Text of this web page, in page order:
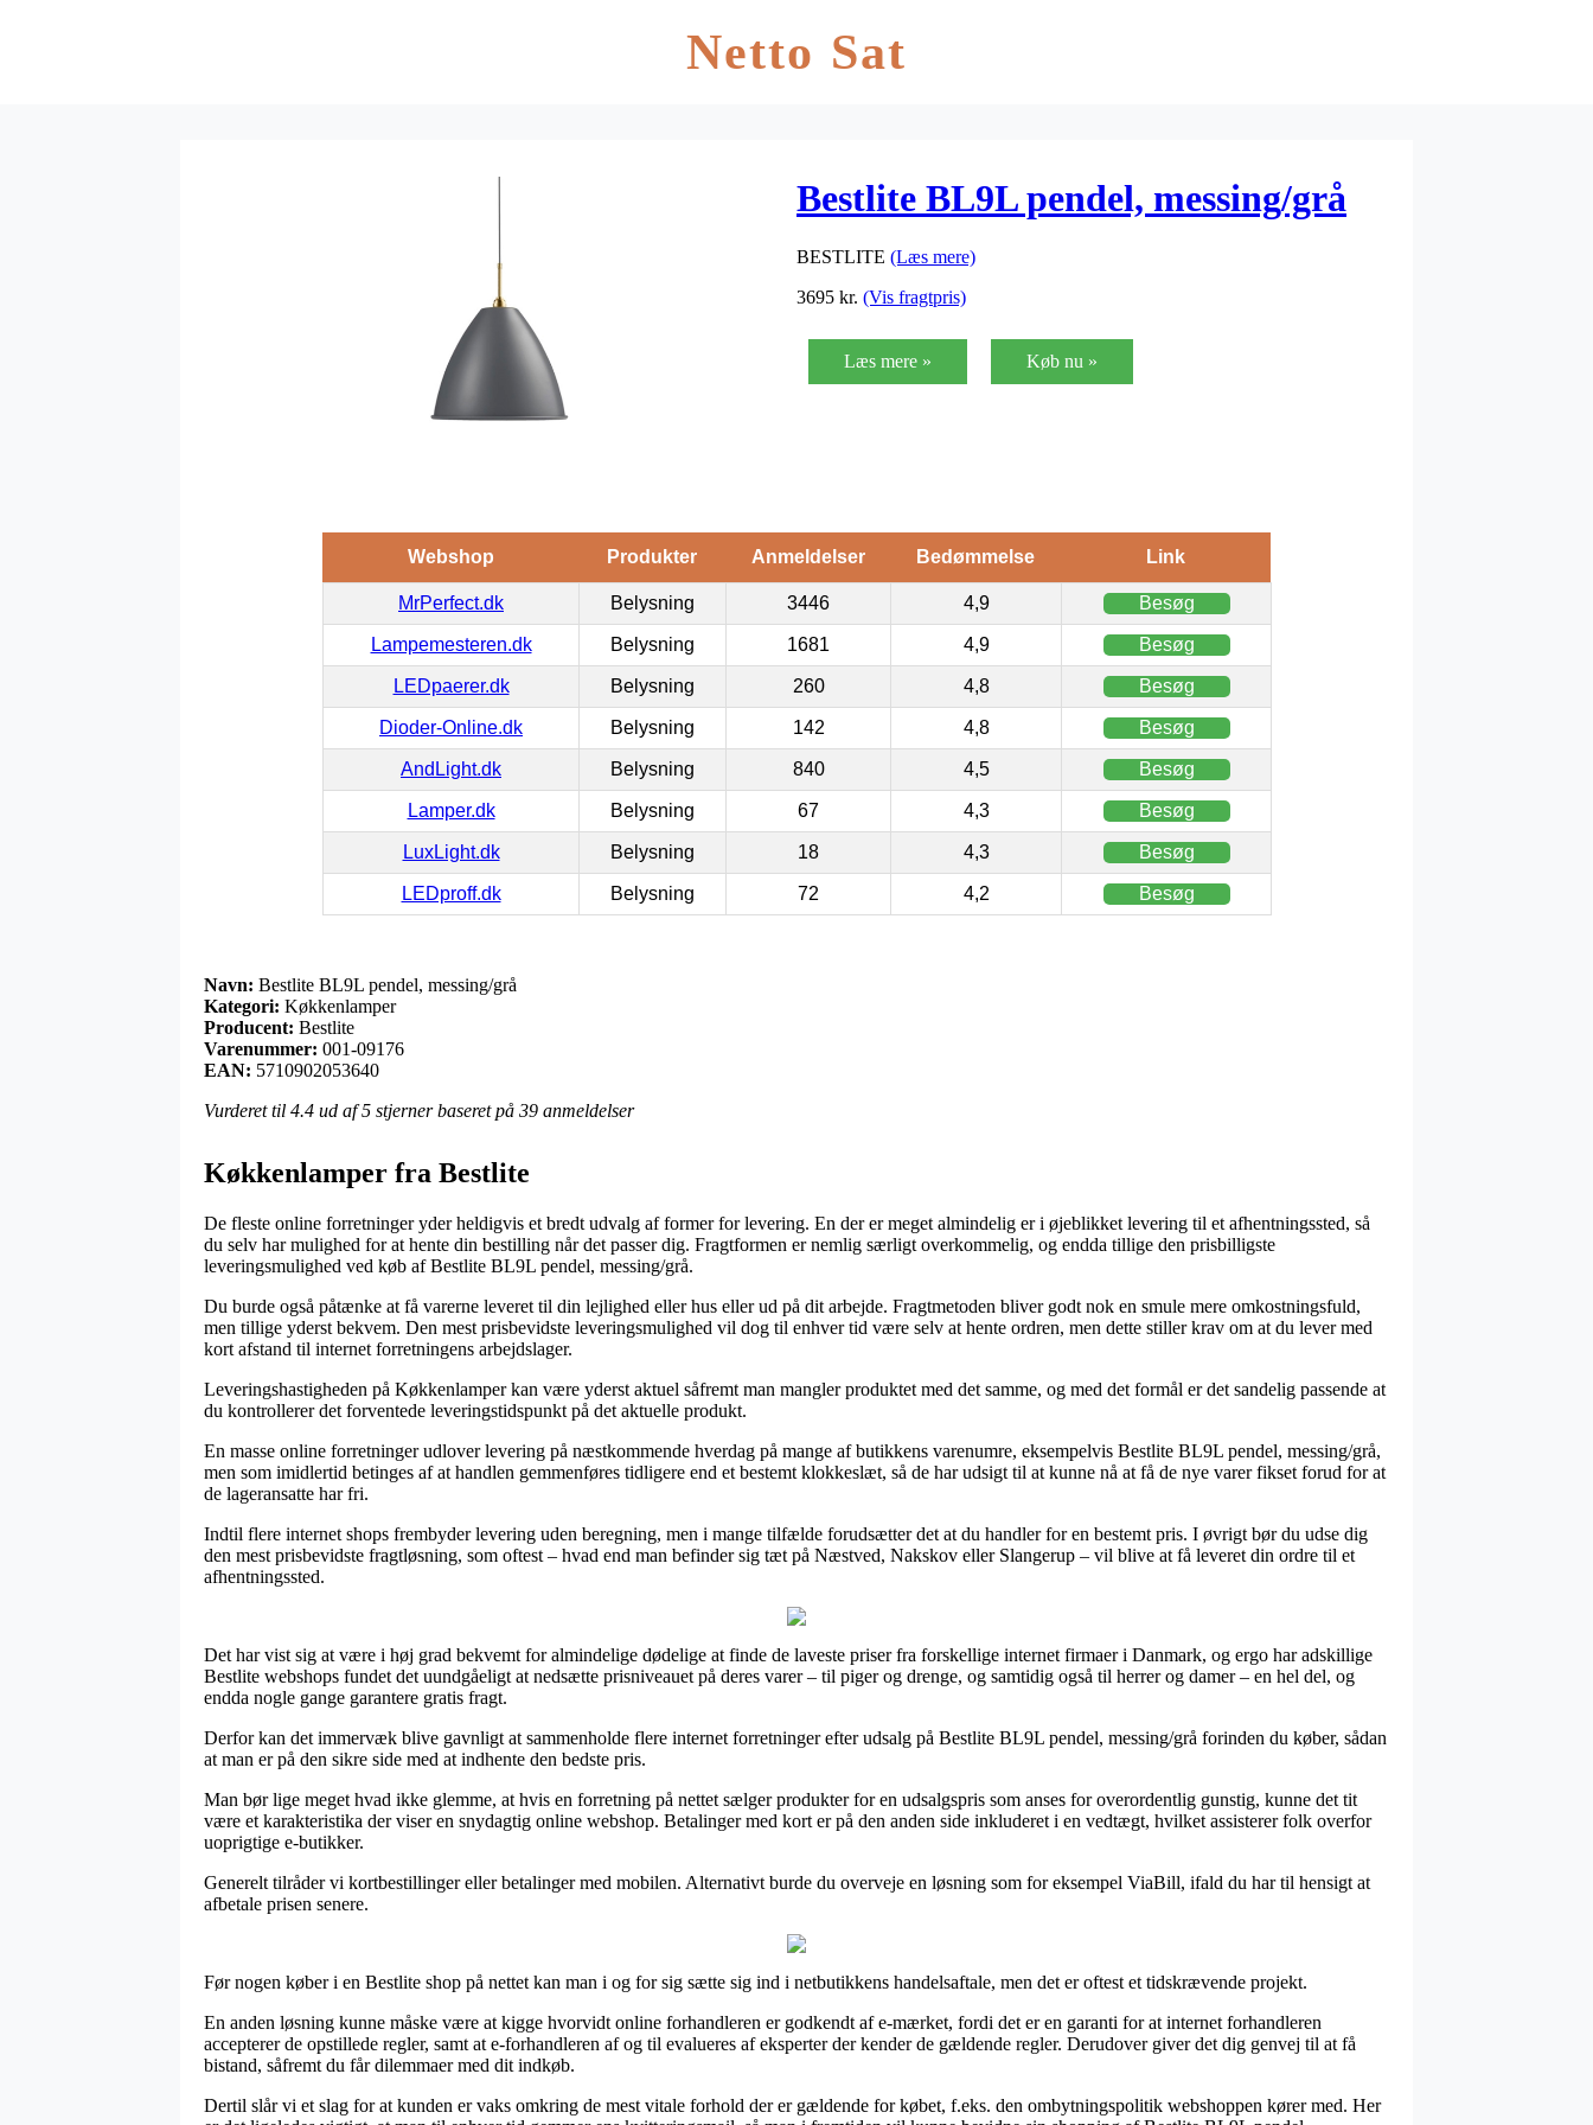
Netto Sat
Bestlite BL9L pendel, messing/grå
BESTLITE (Læs mere)
3695 kr. (Vis fragtpris)
Læs mere » Køb nu »
Webshop Produkter Anmeldelser Bedømmelse Link
MrPerfect.dk Belysning 3446 4,9 Besøg
Lampemesteren.dk Belysning 1681 4,9 Besøg
LEDpaerer.dk Belysning 260 4,8 Besøg
Dioder-Online.dk Belysning 142 4,8 Besøg
AndLight.dk Belysning 840 4,5 Besøg
Lamper.dk Belysning 67 4,3 Besøg
LuxLight.dk Belysning 18 4,3 Besøg
LEDproff.dk Belysning 72 4,2 Besøg
Navn: Bestlite BL9L pendel, messing/grå
Kategori: Køkkenlamper
Producent: Bestlite
Varenummer: 001-09176
EAN: 5710902053640
Vurderet til 4.4 ud af 5 stjerner baseret på 39 anmeldelser
Køkkenlamper fra Bestlite
De fleste online forretninger yder heldigvis et bredt udvalg af former for levering. En der er meget almindelig er i øjeblikket levering til et afhentningssted, så
du selv har mulighed for at hente din bestilling når det passer dig. Fragtformen er nemlig særligt overkommelig, og endda tillige den prisbilligste
leveringsmulighed ved køb af Bestlite BL9L pendel, messing/grå.
Du burde også påtænke at få varerne leveret til din lejlighed eller hus eller ud på dit arbejde. Fragtmetoden bliver godt nok en smule mere omkostningsfuld,
men tillige yderst bekvem. Den mest prisbevidste leveringsmulighed vil dog til enhver tid være selv at hente ordren, men dette stiller krav om at du lever med
kort afstand til internet forretningens arbejdslager.
Leveringshastigheden på Køkkenlamper kan være yderst aktuel såfremt man mangler produktet med det samme, og med det formål er det sandelig passende at
du kontrollerer det forventede leveringstidspunkt på det aktuelle produkt.
En masse online forretninger udlover levering på næstkommende hverdag på mange af butikkens varenumre, eksempelvis Bestlite BL9L pendel, messing/grå,
men som imidlertid betinges af at handlen gemmenføres tidligere end et bestemt klokkeslæt, så de har udsigt til at kunne nå at få de nye varer fikset forud for at
de lageransatte har fri.
Indtil flere internet shops frembyder levering uden beregning, men i mange tilfælde forudsætter det at du handler for en bestemt pris. I øvrigt bør du udse dig
den mest prisbevidste fragtløsning, som oftest – hvad end man befinder sig tæt på Næstved, Nakskov eller Slangerup – vil blive at få leveret din ordre til et
afhentningssted.
Det har vist sig at være i høj grad bekvemt for almindelige dødelige at finde de laveste priser fra forskellige internet firmaer i Danmark, og ergo har adskillige
Bestlite webshops fundet det uundgåeligt at nedsætte prisniveauet på deres varer – til piger og drenge, og samtidig også til herrer og damer – en hel del, og
endda nogle gange garantere gratis fragt.
Derfor kan det immervæk blive gavnligt at sammenholde flere internet forretninger efter udsalg på Bestlite BL9L pendel, messing/grå forinden du køber, sådan
at man er på den sikre side med at indhente den bedste pris.
Man bør lige meget hvad ikke glemme, at hvis en forretning på nettet sælger produkter for en udsalgspris som anses for overordentlig gunstig, kunne det tit
være et karakteristika der viser en snydagtig online webshop. Betalinger med kort er på den anden side inkluderet i en vedtægt, hvilket assisterer folk overfor
uoprigtige e-butikker.
Generelt tilråder vi kortbestillinger eller betalinger med mobilen. Alternativt burde du overveje en løsning som for eksempel ViaBill, ifald du har til hensigt at
afbetale prisen senere.
Før nogen køber i en Bestlite shop på nettet kan man i og for sig sætte sig ind i netbutikkens handelsaftale, men det er oftest et tidskrævende projekt.
En anden løsning kunne måske være at kigge hvorvidt online forhandleren er godkendt af e-mærket, fordi det er en garanti for at internet forhandleren
accepterer de opstillede regler, samt at e-forhandleren af og til evalueres af eksperter der kender de gældende regler. Derudover giver det dig genvej til at få
bistand, såfremt du får dilemmaer med dit indkøb.
Dertil slår vi et slag for at kunden er vaks omkring de mest vitale forhold der er gældende for købet, f.eks. den ombytningspolitik webshoppen kører med. Her